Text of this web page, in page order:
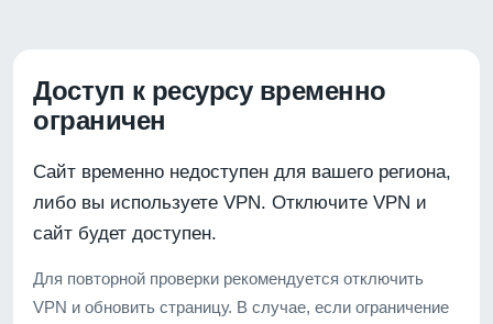
Доступ к ресурсу временно
ограничен
Сайт временно недоступен для вашего региона,
либо вы используете VPN. Отключите VPN и
сайт будет доступен.
Для повторной проверки рекомендуется отключить
VPN и обновить страницу. В случае, если ограничение